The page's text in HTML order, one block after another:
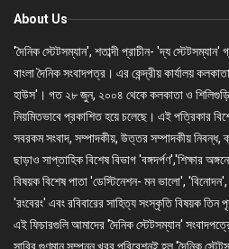
About Us
'দৈনিক স্টেটসম্যান', শতাব্দী প্রাচীন- 'দ্য
বাংলা দৈনিক সংবাদপত্র। এর কেন্দ্রীয় কার্যালয়
হাউস'। গত ২৮ জুন, ২০০৪ থেকে কলকাতা ও
নিয়মিতভাবে প্রকাশিত হয়ে চলেছে। এই পত্রিকার
সবরকম সংবাদ, সম্পাদকীয়, উত্তর সম্পাদকীয় নিবন্ধ,
ছাড়াও সাপ্তাহিক বিশেষ বিভাগ 'বঙ্গদর্পণ','শিক্ষার
বিষয়ক বিশেষ পাতা 'ডেস্টিনেশন- মন ভালো',
'রংবেরং' এবং রবিবারের সাহিত্য সংস্কৃতি বিষয়ক তিন
এই ফিচারগুলি আমাদের 'দৈনিক স্টেটসম্যান'